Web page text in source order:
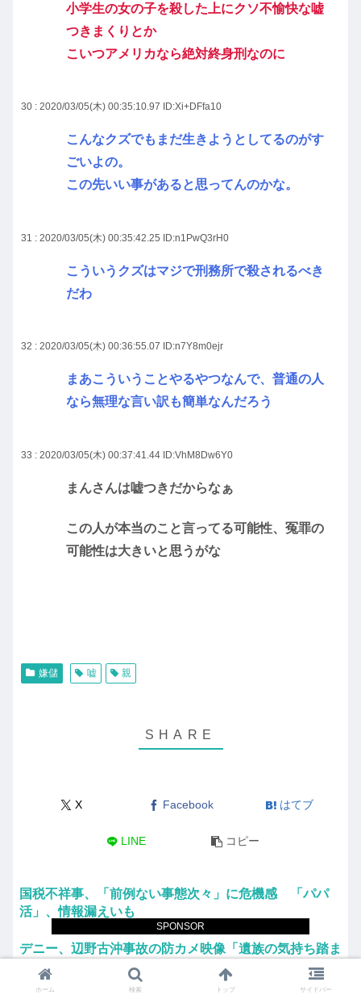
SPONSOR
小学生の女の子を殺した上にクソ不愉快な嘘
つきまくりとか
こいつアメリカなら絶対終身刑なのに
30 : 2020/03/05(木) 00:35:10.97 ID:Xi+DFfa10
こんなクズでもまだ生きようとしてるのがす
ごいよの。
この先いい事があると思ってんのかな。
31 : 2020/03/05(木) 00:35:42.25 ID:n1PwQ3rH0
こういうクズはマジで刑務所で殺されるべき
だわ
32 : 2020/03/05(木) 00:36:55.07 ID:n7Y8m0ejr
まあこういうことやるやつなんで、普通の人
なら無理な言い訳も簡単なんだろう
33 : 2020/03/05(木) 00:37:41.44 ID:VhM8Dw6Y0
まんさんは嘘つきだからなぁ
この人が本当のこと言ってる可能性、冤罪の
可能性は大きいと思うがな
嫌儲 嘘 親
X Facebook はてブ
LINE コピー
国税不祥事、「前例ない事態次々」に危機感 「パパ
活」、情報漏えいも
デニー、辺野古沖事故の防カメ映像「遺族の気持ち踏ま
えたものかくみ取り切れず」
ホーム 検索 トップ サイドバー